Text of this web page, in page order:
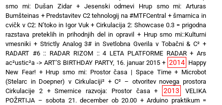
smo mi: Dušan Zidar+ Jesenski odmevi Hrup smo mi: Arturas
Bumšteinas + Predstavitev C2 tehnologij na #MTFCentral +šmarnica in
cvičk v C2: N’toko in Igor Vuk +Cirkulacija 2: Showcase 0.3 = prigodna
razstava preteklih in prihodnjih del in opravil + Hrup smo mi::Kulturni
vmesniki + Strictly Analog 3# in Svetlobna Gverila v Tobačni & C² +
RADART #6 :: RADAR RIZOM :: 4 LETA PLATFORME RADAR+Ars
ac²ustic²a -> ART’S BIRTHDAY PARTY, 16. januar 2015 + 2014 Happy
New Fear!+ Hrup smo mi: Prostor časa | Space Time+ Microbot
(Stelarc in Doepner) v Cirkulaciji²+C² – otvoritev novega prostora
Cirkulacije 2+Smernice razvoja: Prostor časa+ 2013
VELIKA
POŽRTIJA – sobota 21. december ob 20.00 + Arduino praktikum =